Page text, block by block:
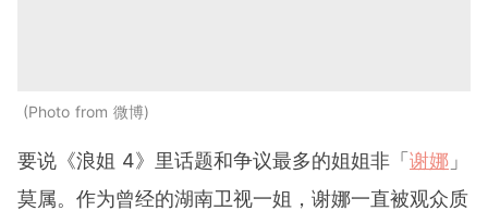
Photo from 微博
要说《浪姐 4》里话题和争议最多的姐姐非「谢娜 」
莫属。作为曾经的湖南卫视一姐，谢娜一直被观众质